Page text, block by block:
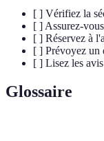
[ ] Vérifiez la
[ ] Assurez-
[ ] Réservez à
[ ] Prévoyez un
[ ] Lisez les
Glossaire